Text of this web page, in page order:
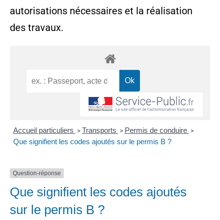
autorisations nécessaires et la réalisation
des travaux.
Accueil particuliers > Transports > Permis de conduire >
Que signifient les codes ajoutés sur le permis B ?
Question-réponse
Que signifient les codes ajoutés
sur le permis B ?